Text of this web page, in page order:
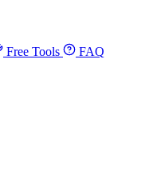
Free Tools
FAQ